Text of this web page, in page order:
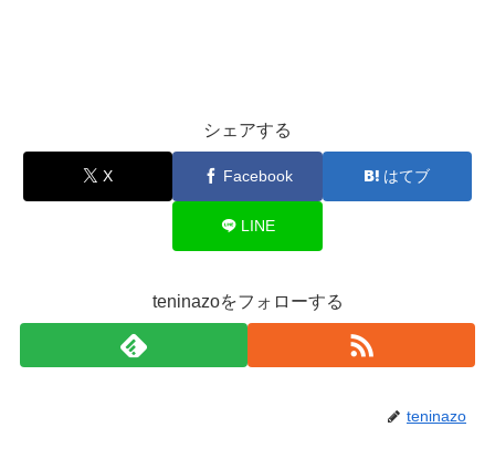
シェアする
X Facebook はてブ
LINE
teninazoをフォローする
teninazo